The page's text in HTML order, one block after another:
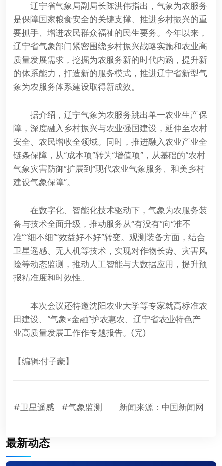
辽宁省气象局副局长陈洪伟指出，气象为农服务
是保障国家粮食安全的关键支撑、推进乡村振兴的重
要抓手、增进农民群众福祉的民生要务。今年以来，
辽宁省气象部门紧密围绕乡村振兴战略实施和农业高
质量发展需求，挖掘为农服务新的时代内涵，提升新
的体系能力，打造新的服务模式，推进辽宁省新型气
象为农服务体系建设取得新成效。
据介绍，辽宁气象为农服务跳出单一农业生产保
障，深度融入乡村振兴与农业强国建设，延伸至农村
安全、农民增收全领域。同时，推进融入农业产业全
链条保障，从“成本项”转为“增值项”，从基础的“农村
气象灾害防御”扩展到“现代农业气象服务、和美乡村
建设气象保障”。
在数字化、智能化技术驱动下，气象为农服务装
备与技术全面升级，推动服务从“有没有”向“准不
准”“细不细”“效益好不好”转变。观测装备方面，结合
卫星遥感、无人机等技术，实现对作物长势、灾害风
险等动态监测，推动人工智能与大数据应用，提升预
报精准度和时效性。
本次会议还特邀沈阳农业大学等专家就高标准农
田建设、“气象×金融”护农惠农、辽宁省农业特色产
业高质量发展工作作专题报告。(完)
【编辑:付子豪】
#卫星遥感 #气象监测 新闻来源：中国新闻网
最新动态